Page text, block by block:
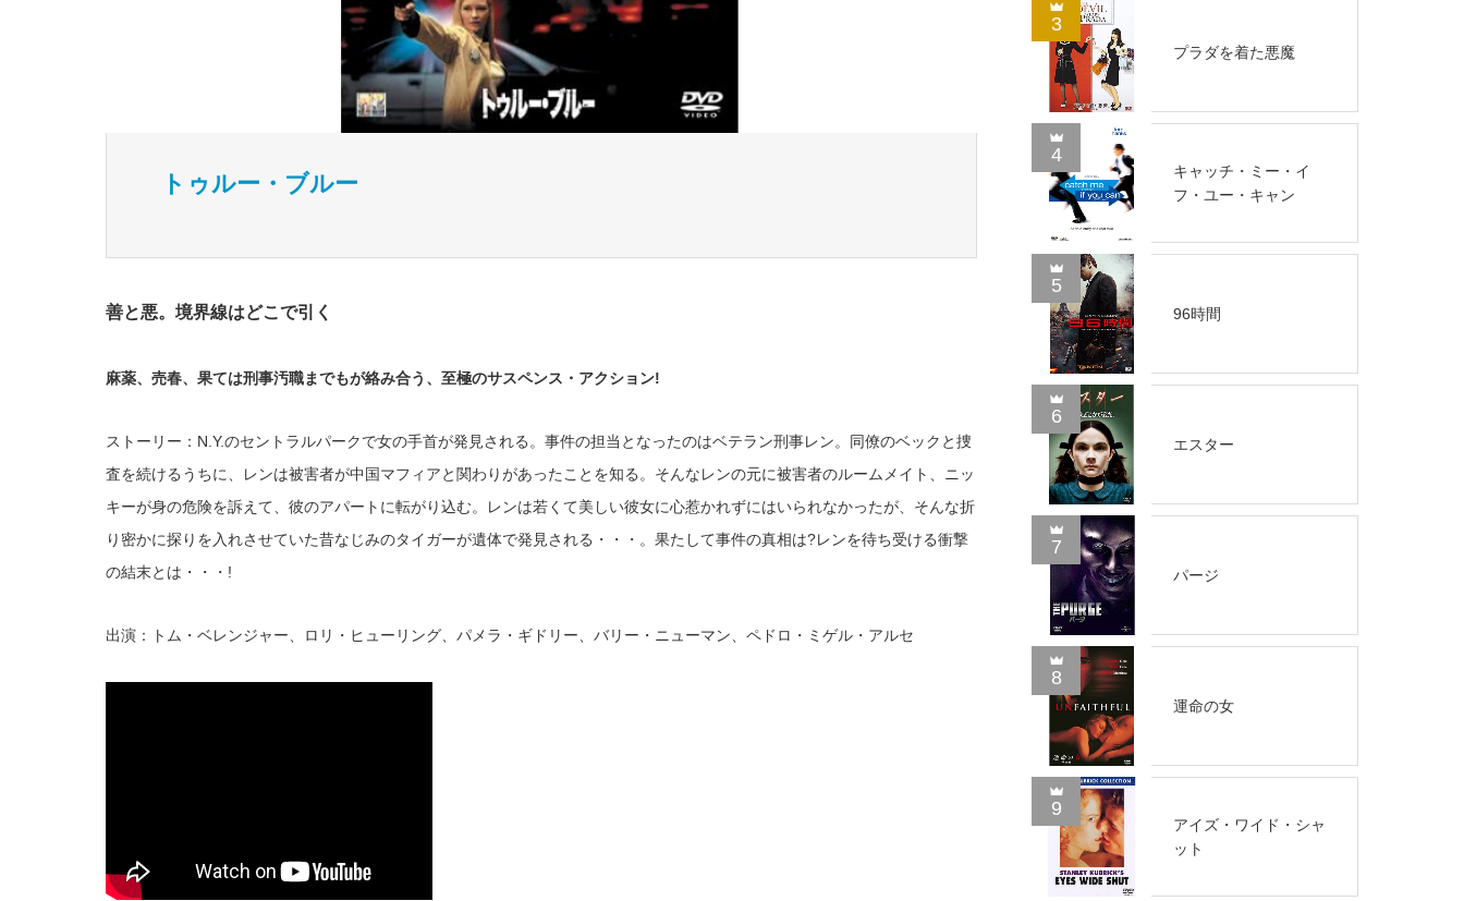
トゥルー・ブルー
善と悪。境界線はどこで引く
麻薬、売春、果ては刑事汚職までもが絡み合う、至極のサスペンス・アクション!
ストーリー：N.Y.のセントラルパークで女の手首が発見される。事件の担当となったのはベテラン刑事レン。同僚のベックと捜
査を続けるうちに、レンは被害者が中国マフィアと関わりがあったことを知る。そんなレンの元に被害者のルームメイト、ニッ
キーが身の危険を訴えて、彼のアパートに転がり込む。レンは若くて美しい彼女に心惹かれずにはいられなかったが、そんな折
り密かに探りを入れさせていた昔なじみのタイガーが遺体で発見される・・・。果たして事件の真相は?レンを待ち受ける衝撃
の結末とは・・・!
出演：トム・ベレンジャー、ロリ・ヒューリング、パメラ・ギドリー、バリー・ニューマン、ペドロ・ミゲル・アルセ
3
プラダを着た悪魔
4
キャッチ・ミー・イ
フ・ユー・キャン
5
96時間
6
エスター
7
パージ
8
運命の女
9
アイズ・ワイド・シャ
ット